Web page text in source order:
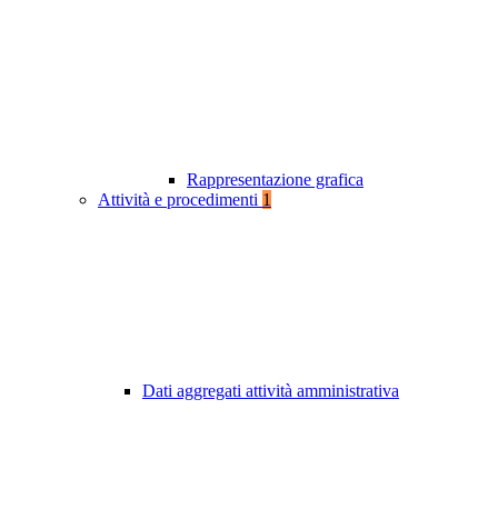
Rappresentazione grafica
Attività e procedimenti 1
Dati aggregati attività amministrativa